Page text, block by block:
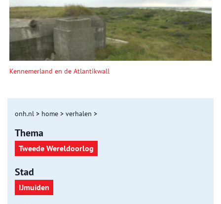
Kennemerland en de Atlantikwall
onh.nl > home > verhalen >
Thema
Tweede Wereldoorlog
Stad
IJmuiden